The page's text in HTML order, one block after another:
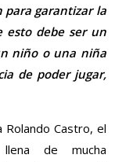
para garantizar la
esto debe ser un
niño o una niña
de poder jugar,
Castro, el
de mucha